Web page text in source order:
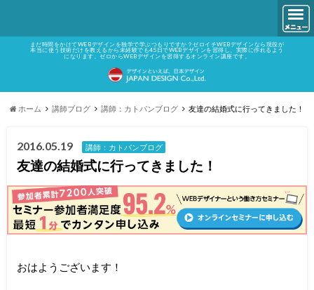
まだ時間をかけてWEBデザインを独学で学ぶつもりですか？ゼロイチWEBデザインなら現役が
本当に使う技術だけを教えるから未経験でも45日でWEBデザインを習得し、実際に作れるよう
になります。ゼロからWEBデザインを習得するオンライン講座です。
ホーム 講師ブログ 講師：カトパンブログ 友達の結婚式に行ってきました！
2016.05.19 講師：カトパンブログ
友達の結婚式に行ってきました！
おはようございます！